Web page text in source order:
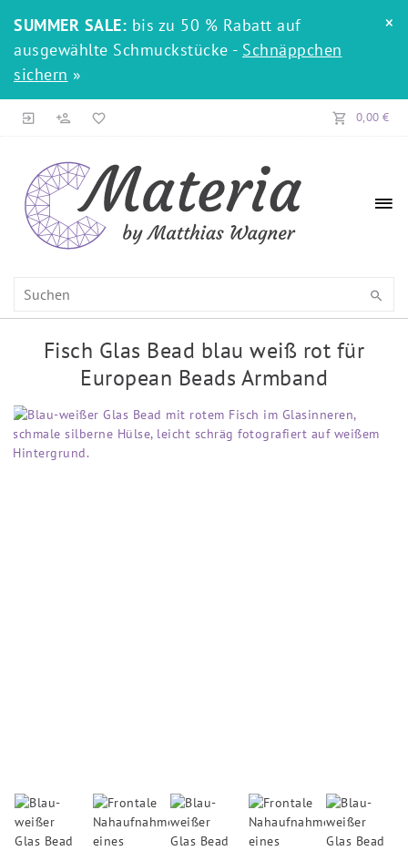
SUMMER SALE: bis zu 50 % Rabatt auf
ausgewählte Schmuckstücke - Schnäppchen
sichern »
×
0,00 €
Fisch Glas Bead blau weiß rot für
European Beads Armband